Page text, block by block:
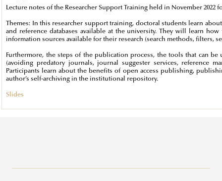
Lecture notes of the Researcher Support Training held in November
Themes: In this researcher support training, doctoral students learn
and reference databases available at the university. They will learn
information sources available for their research (search methods, filters,
Furthermore, the steps of the publication process, the tools that can
(avoiding predatory journals, journal suggester services, reference
Participants learn about the benefits of open access publishing,
author’s self-archiving in the institutional repository.
Slides